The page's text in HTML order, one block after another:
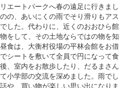
エートパークへ春の遠足に行きまし
の、あいにくの雨でそり滑りもアス
した。代わりに、近くのおおひら館
をして、その土地ならではの物を知
食は、大衡村役場の平林会館をお借
シートを敷いて全員で円になって食
、室内をお散歩したり、だるまさん
小学部の交流を深めました。雨でし
や、買い物が楽しい思い出になりま